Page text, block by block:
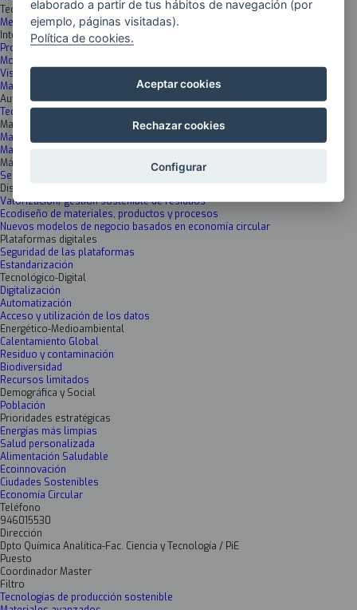
Tecnologías Fabricación Avanzada
Metrología y Tecnologías de inspección
Inteligencia artificial y Data science
Procesamiento avanzado de datos
Modelización
Visión artificial y tecnologías de imagen
Machine learning& Deep learning
Automatización y robótica inteligentes
Tecnologías de control
Materiales Avanzados huella cero
Materiales y superficies funcionales y/o sensorizados ecosostenibles
Materiales híbridos/composites ecosostenibles
Máquinas inteligentes y conectadas
Sensorización y monitorización remota
Diseño de ciclo de vida y economía circular: sostenibilidad end to end
Valorización/ gestión sostenible de residuos
Ecodiseño de materiales, productos y procesos
Nuevos modelos de negocio basados en economía circular
Plataformas digitales
Seguridad de las plataformas
Estandarización
Tecnológico-Digital
Digitalización
Automatización
Acceso y utilización de los datos
Energético-Medioambiental
Calentamiento Global
Residuo y contaminación
Biodiversidad
Recursos limitados
Demográfica y Social
Población
Prioridades estratégicas
Energías más limpias
Salud personalizada
Alimentación Saludable
Ecoinnovación
Ciudades Sostenibles
Economía Circular
Teléfono
946015530
Dirección
Dpto Química Analítica-Fac. Ciencia y Tecnología / PiE
Puesto
Coordinador Master
Filtro
Tecnologías de producción sostenible
elaborado a partir de tus hábitos de navegación (por
ejemplo, páginas visitadas).
Política de cookies.
Aceptar cookies
Rechazar cookies
Configurar